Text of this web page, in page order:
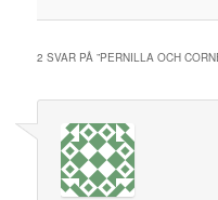
2 SVAR PÅ ”PERNILLA OCH